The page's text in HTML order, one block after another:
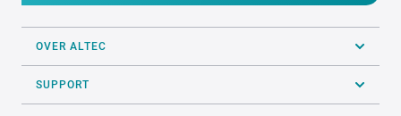
Erasmuslaan 11 - 1804 Eppegem - Cargovil